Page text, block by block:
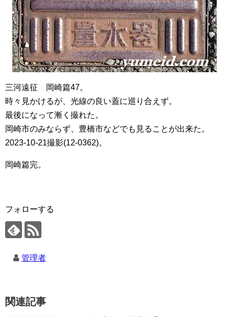
三河遠征 岡崎篇47。
時々見かけるが、光線の良い蓋に巡り合えず。
最後になって漸く撮れた。
岡崎市のみならず、豊橋市などでも見ることが出来た。
2023-10-21撮影(12-0362)。
岡崎篇完。
フォローする
管理者
関連記事